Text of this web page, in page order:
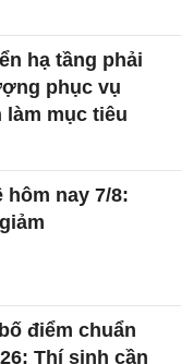
hạ tầng phải
phục vụ
mục tiêu
hôm nay 7/8:
điểm chuẩn
Thí sinh cần